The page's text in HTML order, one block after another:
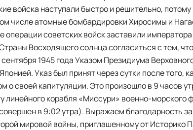
войска наступали быстро и решительно, потому
числе атомные бомбардировки Хиросимы и
операции советских войск заставили
Восходящего солнца согласиться с тем,
1945 года Указом Президиума
Указ был принят через сутки после того,
о своей капитуляции. Это произошло в 9 часов
линейного корабля «Миссури» военно-морского
в 9:02 утра). Выражаем благодарность
мировой войны, приглашенному от Историко